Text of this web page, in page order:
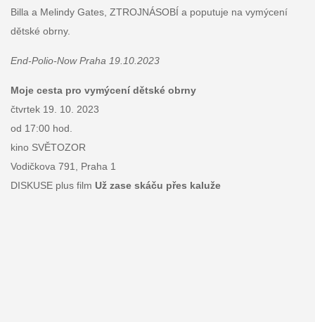
Billa a Melindy Gates, ZTROJNÁSOBÍ a poputuje na vymýcení
dětské obrny.
End-Polio-Now Praha 19.10.2023
Moje cesta pro vymýcení dětské obrny
čtvrtek 19. 10. 2023
od 17:00 hod.
kino SVĚTOZOR
Vodičkova 791, Praha 1
DISKUSE plus film Už zase skáču přes kaluže